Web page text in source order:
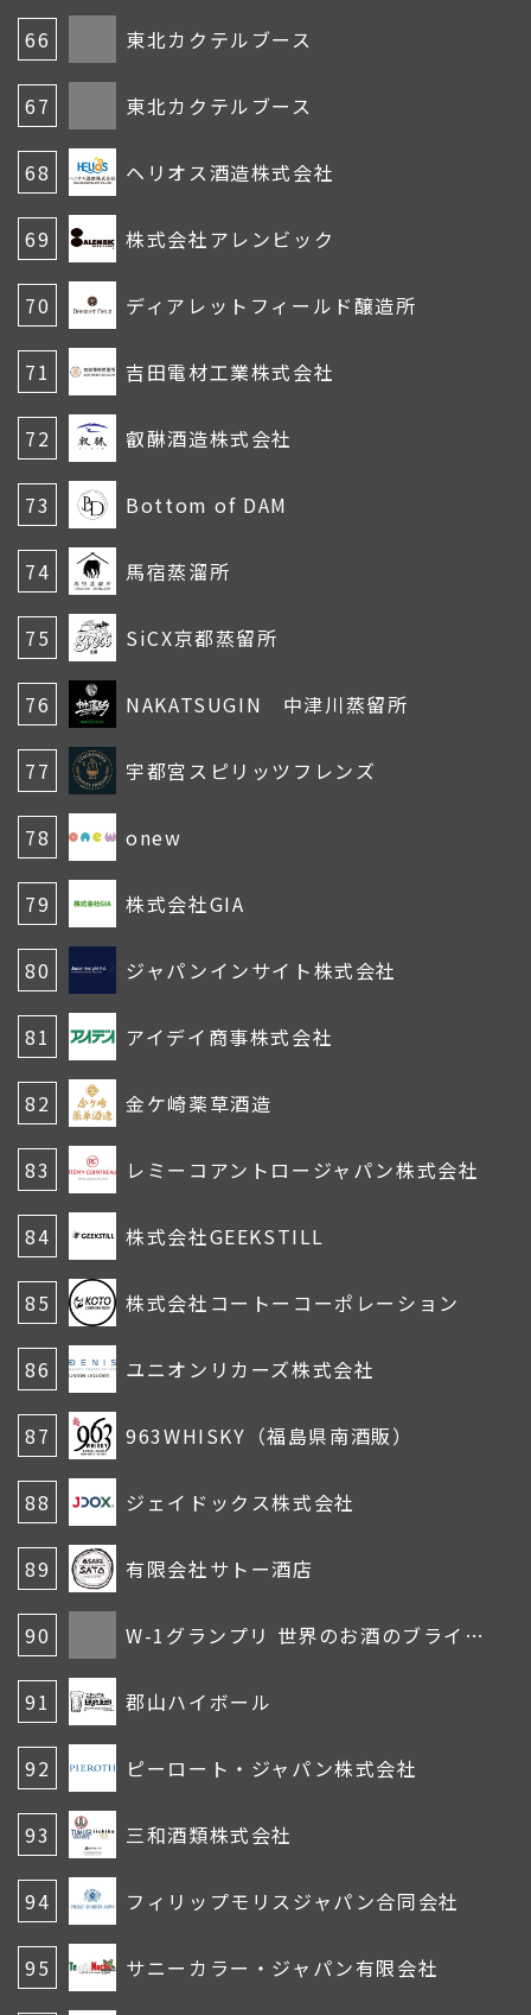
66 東北カクテルブース
67 東北カクテルブース
68 ヘリオス酒造株式会社
69 株式会社アレンビック
70 ディアレットフィールド醸造所
71 吉田電材工業株式会社
72 叡醂酒造株式会社
73 Bottom of DAM
74 馬宿蒸溜所
75 SiCX京都蒸留所
76 NAKATSUGIN 中津川蒸留所
77 宇都宮スピリッツフレンズ
78 onew
79 株式会社GIA
80 ジャパンインサイト株式会社
81 アイデイ商事株式会社
82 金ケ崎薬草酒造
83 レミーコアントロージャパン株式会社
84 株式会社GEEKSTILL
85 株式会社コートーコーポレーション
86 ユニオンリカーズ株式会社
87 963WHISKY（福島県南酒販）
88 ジェイドックス株式会社
89 有限会社サトー酒店
90 W-1グランプリ 世界のお酒のブラインドテイスティング
91 郡山ハイボール
92 ピーロート・ジャパン株式会社
93 三和酒類株式会社
94 フィリップモリスジャパン合同会社
95 サニーカラー・ジャパン有限会社